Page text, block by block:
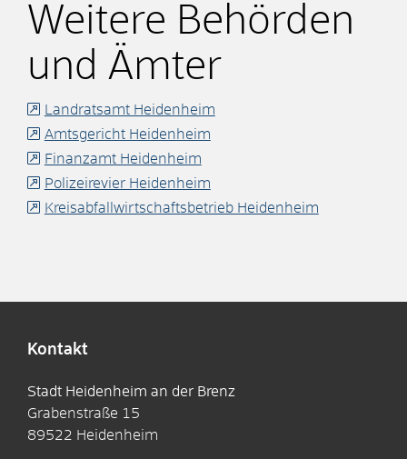
Weitere Behörden
und Ämter
Landratsamt Heidenheim
Amtsgericht Heidenheim
Finanzamt Heidenheim
Polizeirevier Heidenheim
Kreisabfallwirtschaftsbetrieb Heidenheim
Kontakt
Stadt Heidenheim an der Brenz
Grabenstraße 15
89522 Heidenheim